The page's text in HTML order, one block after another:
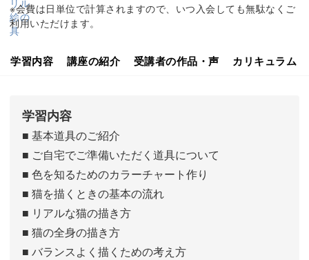
※会費は日単位で計算されますので、いつ入会しても無駄なくご
利用いただけます。
学習内容 講座の紹介 受講者の作品・声 カリキュラム
学習内容
■ 基本道具のご紹介
■ ご自宅でご準備いただく道具について
■ 色を知るためのカラーチャート作り
■ 猫を描くときの基本の流れ
■ リアルな猫の描き方
■ 猫の全身の描き方
■ バランスよく描くための考え方